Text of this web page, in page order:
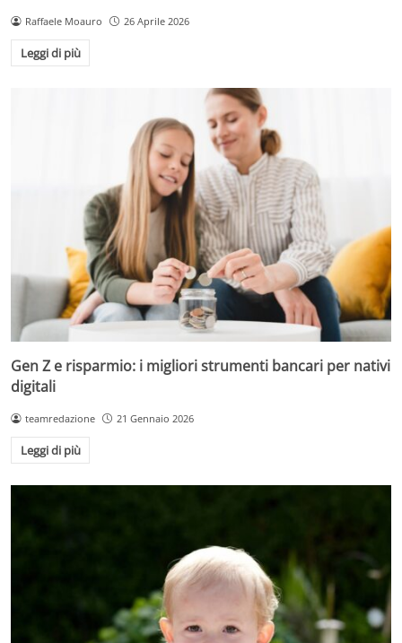
Raffaele Moauro 26 Aprile 2026
Leggi di più
Gen Z e risparmio: i migliori strumenti bancari per nativi
digitali
teamredazione 21 Gennaio 2026
Leggi di più